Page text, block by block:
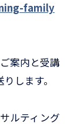
family
案内と受講
します。
ルティング